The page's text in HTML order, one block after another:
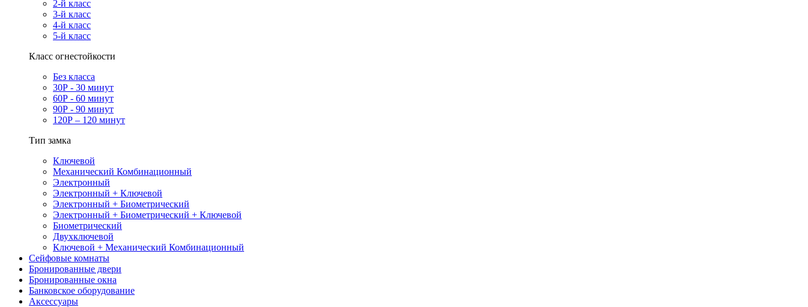
2-й класс
3-й класс
4-й класс
5-й класс
Класс огнестойкости
Без класса
30Р - 30 минут
60Р - 60 минут
90Р - 90 минут
120Р – 120 минут
Тип замка
Ключевой
Механический Комбинационный
Электронный
Электронный + Ключевой
Электронный + Биометрический
Электронный + Биометрический + Ключевой
Биометрический
Двухключевой
Ключевой + Механический Комбинационный
Сейфовые комнаты
Бронированные двери
Бронированные окна
Банковское оборудование
Аксессуары